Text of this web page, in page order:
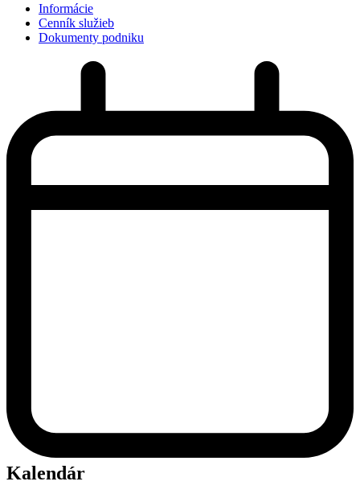
Informácie
Cenník služieb
Dokumenty podniku
Kalendár